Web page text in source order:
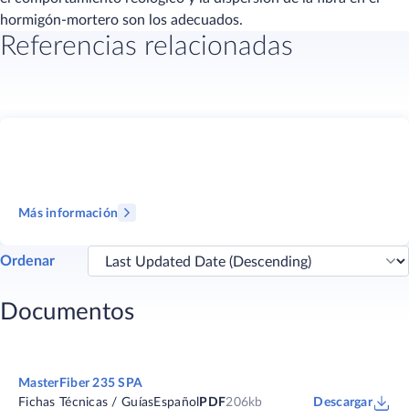
hormigón-mortero son los adecuados.
Referencias relacionadas
Más información
Ordenar
Documentos
MasterFiber 235 SPA
Fichas Técnicas / GuíasEspañol PDF206kb Descargar